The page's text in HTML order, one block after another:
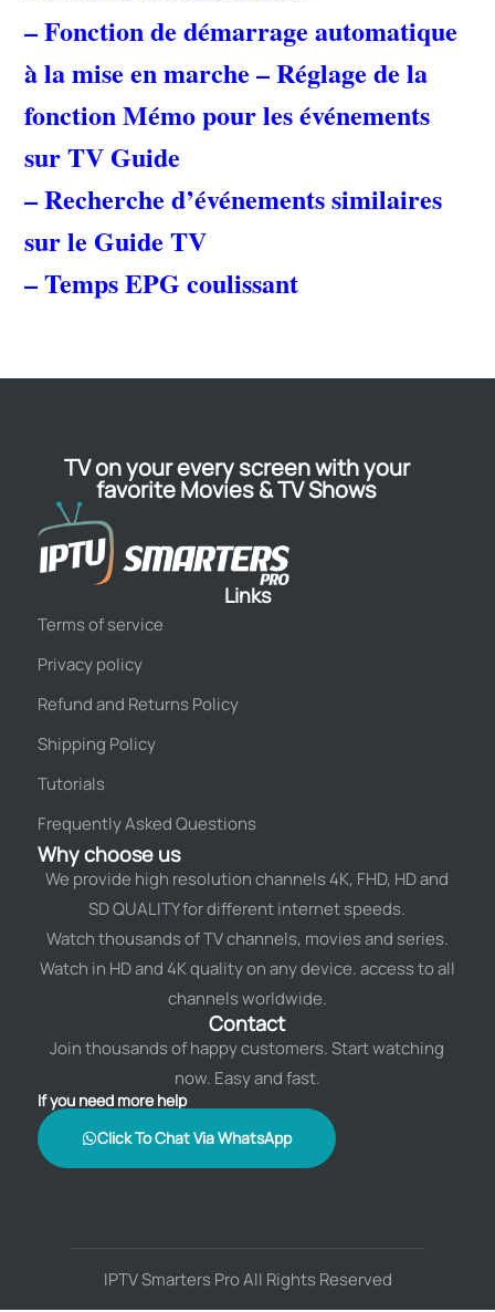
– Fonction de démarrage automatique
à la mise en marche – Réglage de la
fonction Mémo pour les événements
sur TV Guide
– Recherche d’événements similaires
sur le Guide TV
– Temps EPG coulissant
TV on your every screen with your
favorite Movies & TV Shows
Links
Terms of service
Privacy policy
Refund and Returns Policy
Shipping Policy
Tutorials
Frequently Asked Questions
Why choose us
We provide high resolution channels 4K, FHD, HD and
SD QUALITY for different internet speeds.
Watch thousands of TV channels, movies and series.
Watch in HD and 4K quality on any device. access to all
channels worldwide.
Contact
Join thousands of happy customers. Start watching
now. Easy and fast.
If you need more help
Click To Chat Via WhatsApp
IPTV Smarters Pro All Rights Reserved